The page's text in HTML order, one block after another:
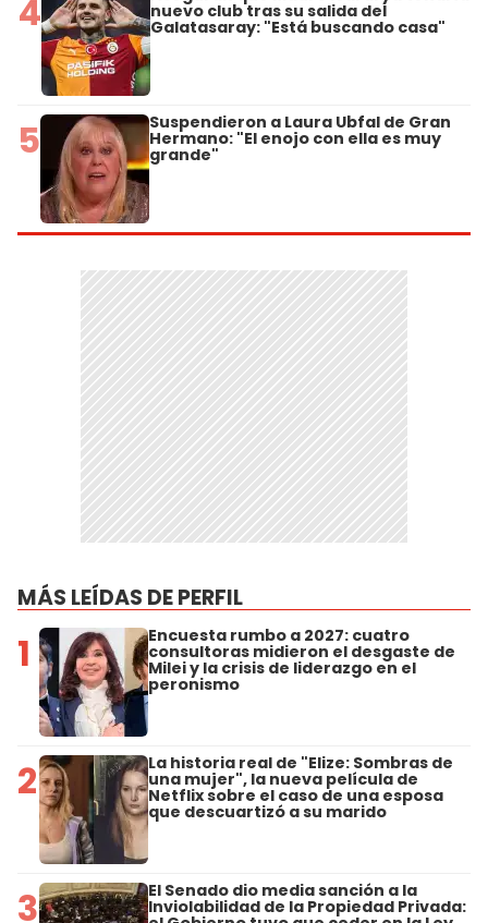
4 nuevo club tras su salida del
Galatasaray: "Está buscando casa"
5 Suspendieron a Laura Ubfal de Gran
Hermano: "El enojo con ella es muy
grande"
MÁS LEÍDAS DE PERFIL
1 Encuesta rumbo a 2027: cuatro
consultoras midieron el desgaste de
Milei y la crisis de liderazgo en el
peronismo
2 La historia real de "Elize: Sombras de
una mujer", la nueva película de
Netflix sobre el caso de una esposa
que descuartizó a su marido
3 El Senado dio media sanción a la
Inviolabilidad de la Propiedad Privada: